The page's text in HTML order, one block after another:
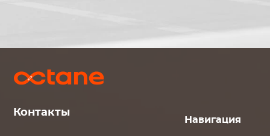
Контакты
Навигация